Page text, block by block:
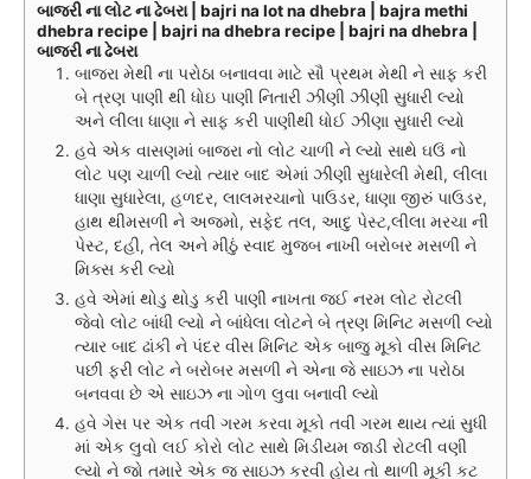
બાજરી ના લોટ ના ઢેબરા | bajri na lot na dhebra | bajra methi
dhebra recipe | bajri na dhebra recipe | bajri na dhebra |
બાજરી ના ઢેબરા
બાજરા મેથી ના પરોઠા બનાવવા માટે સૌ પ્રથમ મેથી ને સાફ કરી
બે ત્રણ પાણી થી ધોઇ પાણી નિતારી ઝીણી ઝીણી સુધારી લ્યો
અને લીલા ધાણા ને સાફ કરી પાણીથી ધોઈ ઝીણા સુધારી લ્યો
હવે એક વાસણમાં બાજરા નો લોટ ચાળી ને લ્યો સાથે ઘઉં નો
લોટ પણ ચાળી લ્યો ત્યાર બાદ એમાં ઝીણી સુધારેલી મેથી, લીલા
ધાણા સુધારેલા, હળદર, લાલમરચાનો પાઉડર, ધાણા જીરું પાઉડર,
હાથ થીમસળી ને અજમો, સફેદ તલ, આદુ પેસ્ટ,લીલા મરચા ની
પેસ્ટ, દહી, તેલ અને મીઠું સ્વાદ મુજબ નાખી બરોબર મસળી ને
મિક્સ કરી લ્યો
હવે એમાં થોડુ થોડુ કરી પાણી નાખતા જઈ નરમ લોટ રોટલી
જેવો લોટ બાંધી લ્યો ને બાંધેલા લોટને બે ત્રણ મિનિટ મસળી લ્યો
ત્યાર બાદ ઢાંકી ને પંદર વીસ મિનિટ એક બાજુ મૂકો વીસ મિનિટ
પછી ફરી લોટ ને બરોબર મસળી ને એના જે સાઇઝ ના પરોઠા
બનવવા છે એ સાઇઝ ના ગોળ લુવા બનાવી લ્યો
હવે ગેસ પર એક તવી ગરમ કરવા મૂકો તવી ગરમ થાય ત્યાં સુધી
માં એક લુવો લઈ કોરો લોટ સાથે મિડીયમ જાડી રોટલી વણી
લ્યો ને જો તમારે એક જ સાઇઝ કરવી હોય તો થાળી મૂકી કટ